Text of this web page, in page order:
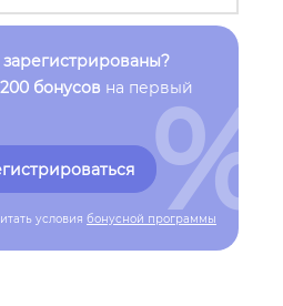
200 бонусов на первый
условия бонусной программы
%